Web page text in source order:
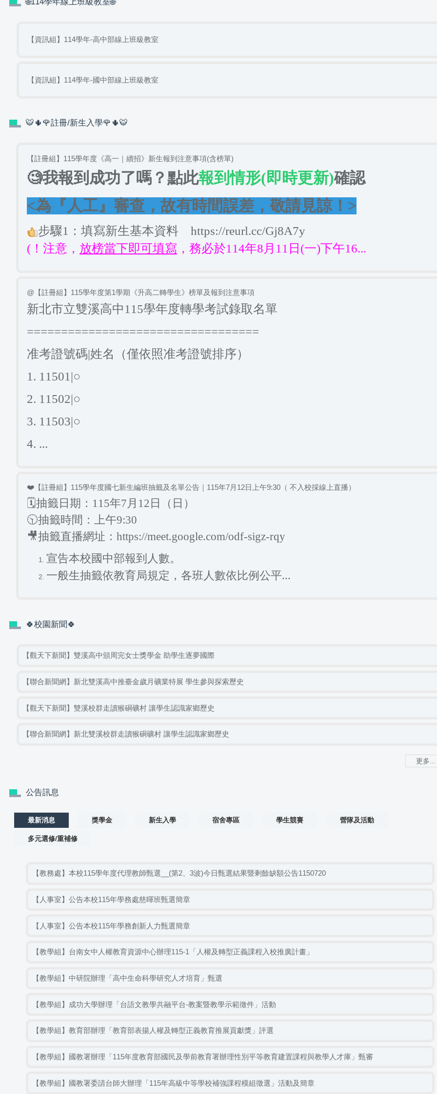
【資訊組】114學年-高中部線上班級教室
【資訊組】114學年-國中部線上班級教室
🐯🌵🌹註冊/新生入學🌹🌵🐯
【註冊組】115學年度《高一｜續招》新生報到注意事項(含榜單)
🧐我報到成功了嗎？點此報到情形(即時更新)確認
<為『人工』審查，故有時間誤差，敬請見諒！>
步驟1：填寫新生基本資料 https://reurl.cc/Gj8A7y
(！注意， 放榜當下即可填寫 ，務必於114年8月11日(一)下午16...
@【註冊組】115學年度第1學期《升高二轉學生》榜單及報到注意事項
新北市立雙溪高中115學年度轉學考試錄取名單
==================================
准考證號碼|姓名（僅依照准考證號排序）
1. 11501|○
2. 11502|○
3. 11503|○
4. ...
❤️【註冊組】115學年度國七新生編班抽籤及名單公告｜115年7月12日上午9:30（ 不入校採線上直播）
🗓️抽籤日期：115年7月12日（日）
🕥️抽籤時間：上午9:30
🎥抽籤直播網址： https://meet.google.com/odf-sigz-rqy
宣告本校國中部報到人數。
一般生抽籤依教育局規定，各班人數依比例公平...
🍀校園新聞🍀
【觀天下新聞】雙溪高中頒周完女士獎學金 助學生逐夢國際
【聯合新聞網】新北雙溪高中推臺金歲月礦業特展 學生參與探索歷史
【觀天下新聞】雙溪校群走讀猴硐礦村 讓學生認識家鄉歷史
【聯合新聞網】新北雙溪校群走讀猴硐礦村 讓學生認識家鄉歷史
更多...
公告訊息
最新消息 獎學金 新生入學 宿舍專區 學生競賽 營隊及活動
多元選修/重補修
【教務處】本校115學年度代理教師甄選__(第2、3波)今日甄選結果暨剩餘缺額公告1150720
【人事室】公告本校115年學務處慈暉班甄選簡章
【人事室】公告本校115年學務創新人力甄選簡章
【教學組】台南女中人權教育資源中心辦理115-1「人權及轉型正義課程入校推廣計畫」
【教學組】中研院辦理「高中生命科學研究人才培育」甄選
【教學組】成功大學辦理「台語文教學共融平台-教案暨教學示範徵件」活動
【教學組】教育部辦理「教育部表揚人權及轉型正義教育推展貢獻獎」評選
【教學組】國教署辦理「115年度教育部國民及學前教育署辦理性別平等教育建置課程與教學人才庫」甄審
【教學組】國教署委請台師大辦理「115年高級中等學校補強課程模組徵選」活動及簡章